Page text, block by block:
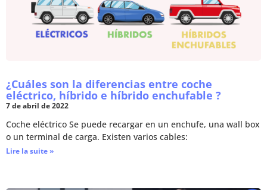
¿Cuáles son la diferencias entre coche
eléctrico, híbrido e híbrido enchufable ?
7 de abril de 2022
Coche eléctrico Se puede recargar en un enchufe, una wall box
o un terminal de carga. Existen varios cables:
Lire la suite »